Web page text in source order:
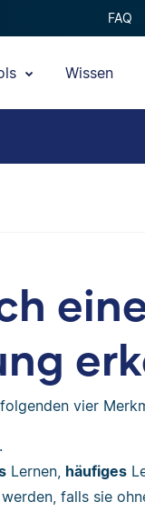
FAQ
Wissen
vier
Lernen, häufiges
falls sie